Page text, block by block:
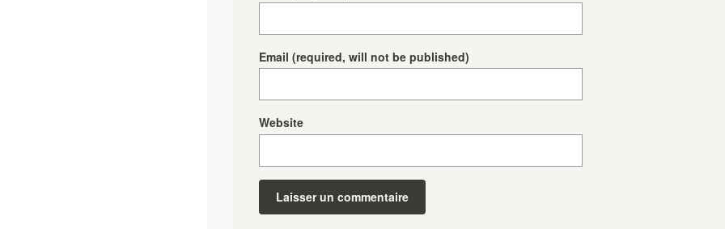
Email (required, will not be published)
Website